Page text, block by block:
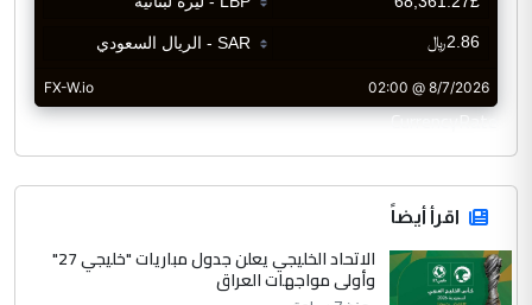
CurrencyRate
اقرأ أيضاً
الاتحاد الخليجي يعلن جدول مباريات "خليجي 27"
وأولى مواجهات العراق